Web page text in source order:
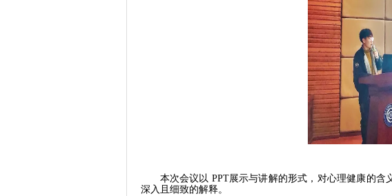
本次会议以 PPT展示与讲解的形式，对心理健康的
深入且细致的解释。